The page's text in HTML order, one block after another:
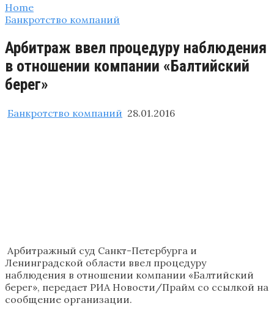
Home
Банкротство компаний
Арбитраж ввел процедуру наблюдения
в отношении компании «Балтийский
берег»
Банкротство компаний 28.01.2016
Арбитражный суд Санкт-Петербурга и
Ленинградской области ввел процедуру
наблюдения в отношении компании «Балтийский
берег», передает РИА Новости/Прайм со ссылкой на
сообщение организации.